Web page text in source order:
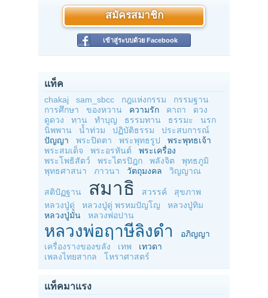
สมัครสมาชิก
เข้าสู่ระบบด้วย Facebook
แท็ค
chakaj sam_sbcc กฎแห่งกรรม
กรรมฐาน
การศึกษา
ของหวาน ความรัก คาถา
ดวง
ดูดวง
ทาน ทำบุญ ธรรมทาน ธรรมะ
นรก
นิพพาน
น้ำท่วม ปฏิบัติธรรม
ประสบการณ์
ปัญญา
พระปิดตา พระพุทธรูป
พระพุทธเจ้า
พระสมเด็จ
พระอรหันต์
พระเครื่อง
พระโพธิสัตว์
พระไตรปิฎก พลังจิต
พุทธภูมิ
พุทธศาสนา
ภาวนา วัตถุมงคล วิญญาณ
สติปัฏฐาน สมาธิ สวรรค์
สุขภาพ
หลวงปู่ดู่
หลวงปู่ดู่ พรหมปัญโญ
หลวงปู่ทิม
หลวงปู่มั่น
หลวงพ่อปาน
หลวงพ่อฤาษีลิงดำ
อภิญญา
เครื่องรางของขลัง
เทพ
เทวดา
เพลงไทยสากล
โหราศาสตร์
แท็คมาแรง